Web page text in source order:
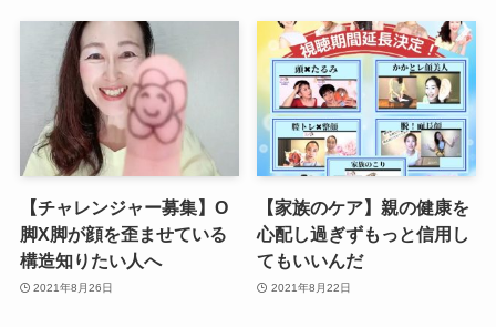
【チャレンジャー募集】O
脚X脚が顔を歪ませている
構造知りたい人へ
2021年8月26日
【家族のケア】親の健康を
心配し過ぎずもっと信用し
てもいいんだ
2021年8月22日